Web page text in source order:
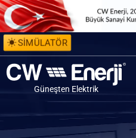
SİMÜLATÖR
Güneşten Elektrik